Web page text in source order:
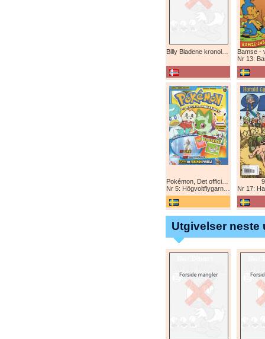
Nr 13: Bamse-
Nr 5: Högvoltflygarna mot Svart Rayquaza!
Nr 17: Harald
Utgivelser neste